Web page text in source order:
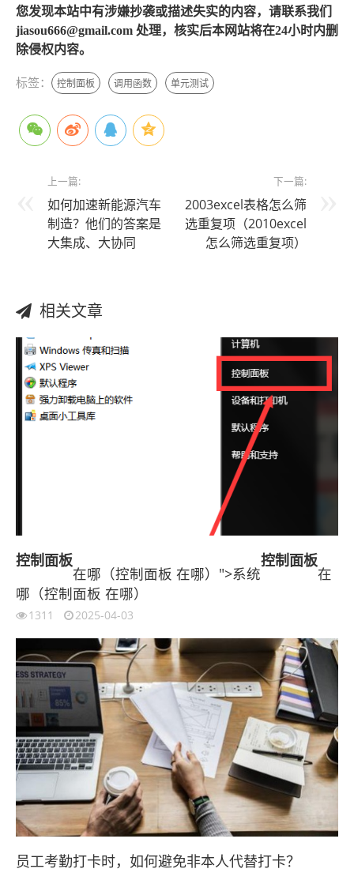
您发现本站中有涉嫌抄袭或描述失实的内容，请联系我们
jiasou666@gmail.com 处理，核实后本网站将在24小时内删
除侵权内容。
标签： 控制面板 调用函数 单元测试
上一篇:
如何加速新能源汽车
制造？他们的答案是
大集成、大协同
下一篇:
2003excel表格怎么筛
选重复项（2010excel
怎么筛选重复项）
相关文章
控制面板
在哪（控制面板 在哪）">系统
控制面板
在
哪（控制面板 在哪）
1311 2025-04-03
员工考勤打卡时，如何避免非本人代替打卡？